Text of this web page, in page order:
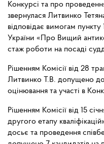
Конкурсі та про
звернулася Литвинко
відповідає вимогам пункту
України «Про Вищий
стаж роботи на посаді
Рішенням Комісії від 28
Литвинко Т.В. допущено до
оцінювання та участі в
Рішенням Комісії від 15
другого етапу
досьє та проведення